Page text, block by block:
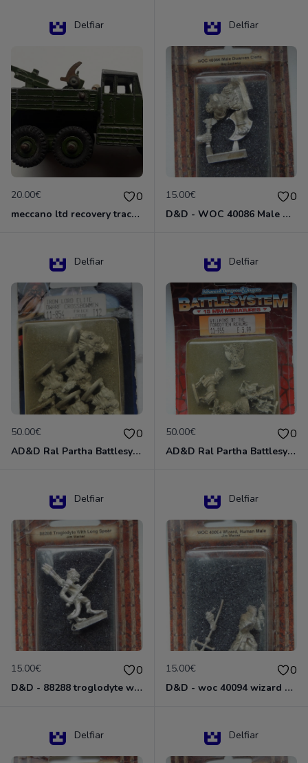
Delfiar
20.00€ 0
meccano ltd recovery tractor N°661
Delfiar
15.00€ 0
D&D - WOC 40086 Male Dwarven Cleric Miniature - Donjons Dragons
Delfiar
50.00€ 0
AD&D Ral Partha Battlesystem Miniatures Pack Iron Lord Dwarf Crossbowmen 11-854
Delfiar
50.00€ 0
AD&D Ral Partha Battlesystem Villains/Forgotten Realms 11-955 Miniatures
Delfiar
15.00€ 0
D&D - 88288 troglodyte with long Miniature - Donjons Dragons
Delfiar
15.00€ 0
D&D - woc 40094 wizard human male Miniature - Donjons Dragons
Delfiar Delfiar